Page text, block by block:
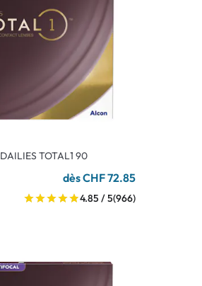
DAILIES TOTAL1 90
dès CHF 72.85
4.85 / 5(966)